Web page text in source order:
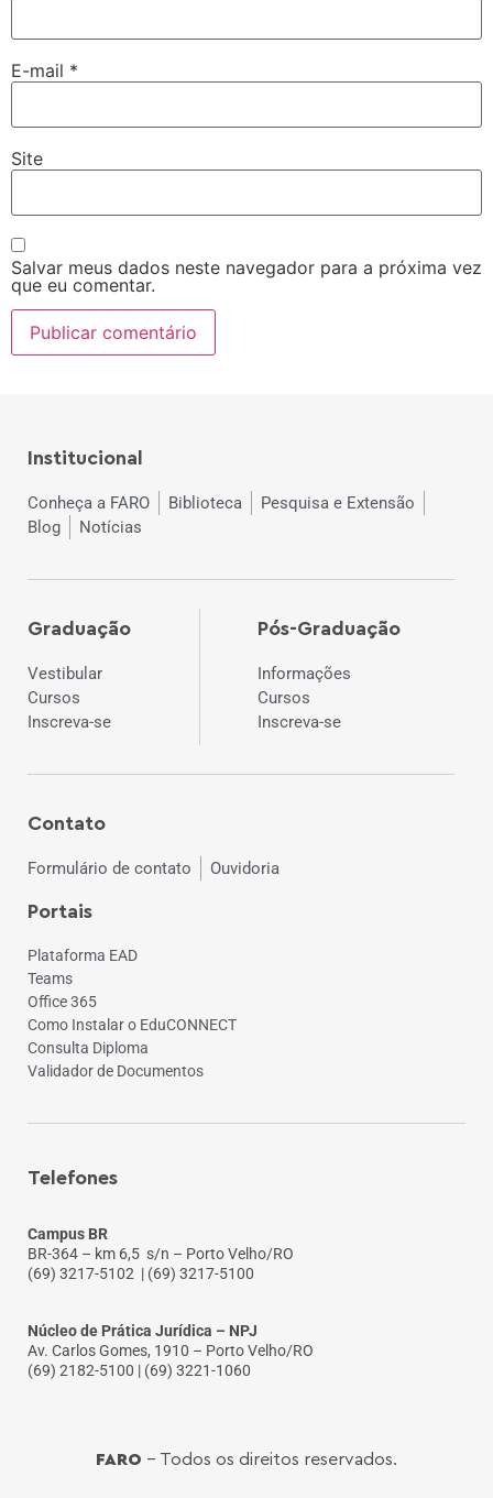
E-mail *
Site
Salvar meus dados neste navegador para a próxima vez
que eu comentar.
Institucional
Conheça a FARO Biblioteca
Pesquisa e Extensão
Blog
Notícias
Graduação
Vestibular
Cursos
Inscreva-se
Pós-Graduação
Informações
Cursos
Inscreva-se
Contato
Formulário de contato Ouvidoria
Portais
Plataforma EAD
Teams
Office 365
Como Instalar o EduCONNECT
Consulta Diploma
Validador de Documentos
Telefones
Campus BR
BR-364 – km 6,5 s/n – Porto Velho/RO
(69) 3217-5102 | (69) 3217-5100
Núcleo de Prática Jurídica – NPJ
Av. Carlos Gomes, 1910 – Porto Velho/RO
(69) 2182-5100 | (69) 3221-1060
FARO - Todos os direitos reservados.